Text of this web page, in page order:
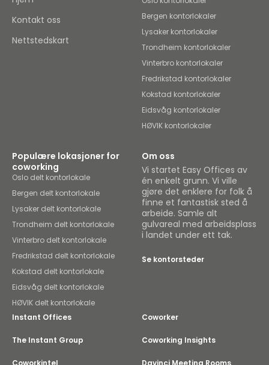
Kontakt oss
Nettstedskart
Bergen kontorlokaler
Lysaker kontorlokaler
Trondheim kontorlokaler
Vinterbro kontorlokaler
Fredrikstad kontorlokaler
Kokstad kontorlokaler
Eidsvåg kontorlokaler
HØVIK kontorlokaler
Populære lokasjoner for
coworking
Oslo delt kontorlokale
Bergen delt kontorlokale
Lysaker delt kontorlokale
Trondheim delt kontorlokale
Vinterbro delt kontorlokale
Fredrikstad delt kontorlokale
Kokstad delt kontorlokale
Eidsvåg delt kontorlokale
HØVIK delt kontorlokale
Om oss
Vi startet Easy Offices av
én enkelt grunn. Vi ville
gjøre det enklere for folk å
finne et fantastisk sted å
arbeide. Samle alt
gulvareal med arbeidsplass
i landet under ett tak.
Se kontorsteder
Instant Offices Coworker
The Instant Group Coworking Insights
Coworkintel Davinci Meeting Rooms